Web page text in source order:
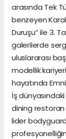
arasında Tek
benzeyen
Duruşu” ile 3.
galerilerde
uluslararası
modellik
hayatında
İş
dining
lider